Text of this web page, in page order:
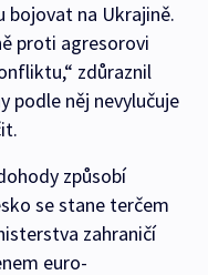
bojovat na Ukrajině.
proti agresorovi
zdůraznil
podle něj nevylučuje
způsobí
se stane terčem
zahraničí
euro-